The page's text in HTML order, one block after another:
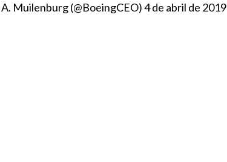
Muilenburg (@BoeingCEO)4 de abril de 2019